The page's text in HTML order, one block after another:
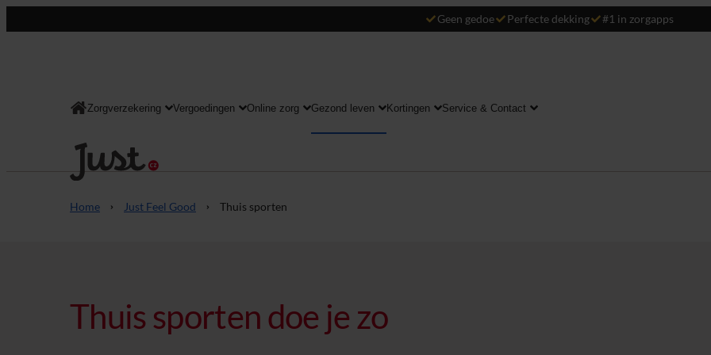
Geen gedoe Perfecte dekking #1 in zorgapps
Consument
Zorgverzekering Vergoedingen Online zorg Gezond leven Kortingen Service & Contact
Home Just Feel Good Thuis sporten
Thuis sporten doe je zo